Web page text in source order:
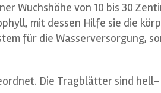
Wuchshöhe von 10 bis 30
mit dessen Hilfe sie die
für die Wasserversorgung,
Die Tragblätter sind